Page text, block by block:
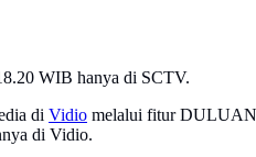
WIB hanya di SCTV.
di Vidio melalui fitur DULUAN
di Vidio.